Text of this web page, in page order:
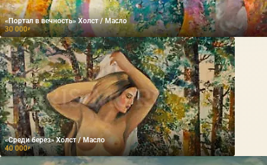
«Портал в вечность» Холст / Масло
30 000₽
«Среди берез» Холст / Масло
40 000₽